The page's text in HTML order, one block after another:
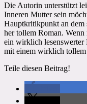
Die Autorin unterstützt
Inneren Mutter sein
Hauptkritikpunkt an dem
her tollem Roman. Wenn
ein wirklich lesenswerter
mit einem wirklich
Teile diesen Beitrag!